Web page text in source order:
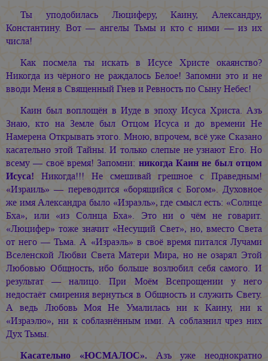
Ты уподобилась Люциферу, Каину, Александру,
Константину. Вот — ангелы Тьмы и кто с ними — из их
числа!
Как посмела ты искать в Исусе Христе окаянство?
Никогда из чёрного не раждалось Белое! Запомни это и не
вводи Меня в Священный Гнев и Ревность по Сыну Небес!
Каин был воплощён в Иуде в эпоху Исуса Христа. Азъ
Знаю, кто на Земле был Отцом Исуса и до времени Не
Намерена Открывать этого. Мною, впрочем, всё уже Сказано
касательно этой Тайны. И только слепые не узнают Его. Но
всему — своё время! Запомни: никогда Каин не был отцом
Исуса! Никогда!!! Не смешивай грешное с Праведным!
«Израиль» — переводится «борящийся с Богом». Духовное
же имя Александра было «Израэль», где смысл есть: «Солнце
Бха», или «из Солнца Бха». Это ни о чём не говарит.
«Люцифер» тоже значит «Несущий Свет», но, вместо Света
от него — Тьма. А «Израэль» в своё время питался Лучами
Вселенской Любви Света Матери Мира, но не озарял Этой
Любовью Общность, ибо больше возлюбил себя самого. И
результат — налицо. При Моём Всепрощении у него
недостаёт смирения вернуться в Общность и служить Свету.
А ведь Любовь Моя Не Умалилась ни к Каину, ни к
«Израэлю», ни к соблазнённым ими. А соблазнил чрез них
Дух Тьмы.
Касательно «ЮСМАЛОС». Азъ уже неоднократно